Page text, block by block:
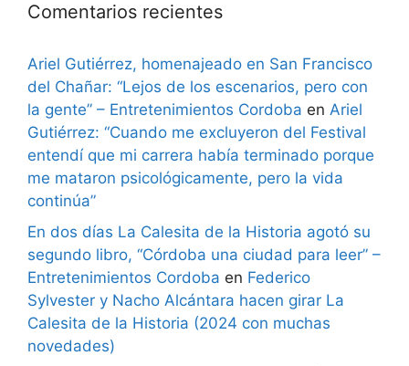
Comentarios recientes
Ariel Gutiérrez, homenajeado en San Francisco
del Chañar: “Lejos de los escenarios, pero con
la gente” – Entretenimientos Cordoba en Ariel
Gutiérrez: “Cuando me excluyeron del Festival
entendí que mi carrera había terminado porque
me mataron psicológicamente, pero la vida
continúa”
En dos días La Calesita de la Historia agotó su
segundo libro, “Córdoba una ciudad para leer” –
Entretenimientos Cordoba en Federico
Sylvester y Nacho Alcántara hacen girar La
Calesita de la Historia (2024 con muchas
novedades)